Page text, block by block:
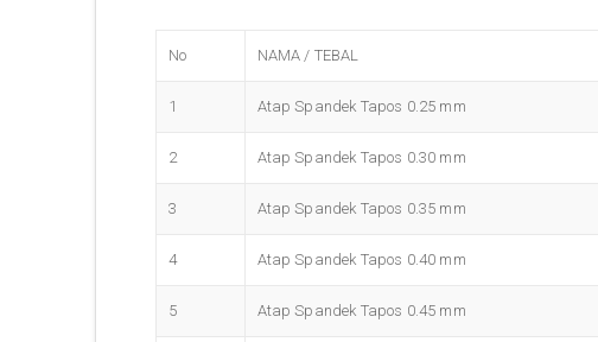
No NAMA / TEBAL
1 Atap Spandek Tapos 0.25 mm
2 Atap Spandek Tapos 0.30 mm
3 Atap Spandek Tapos 0.35 mm
4 Atap Spandek Tapos 0.40 mm
5 Atap Spandek Tapos 0.45 mm